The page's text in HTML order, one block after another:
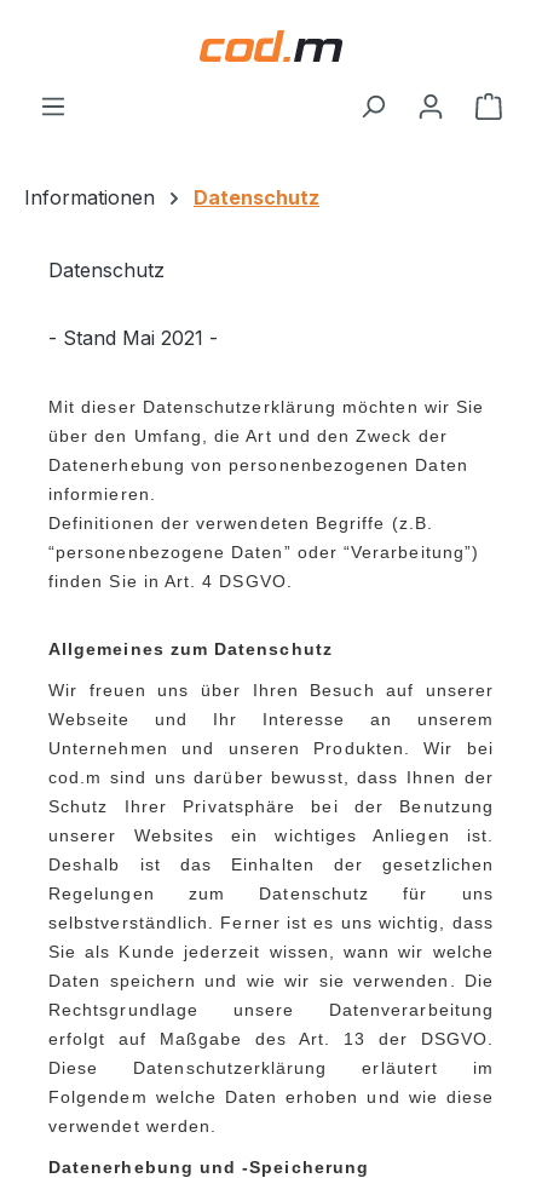
Informationen Datenschutz
Datenschutz
- Stand Mai 2021 -
Mit dieser Datenschutzerklärung möchten wir Sie
über den Umfang, die Art und den Zweck der
Datenerhebung von personenbezogenen Daten
informieren.
Definitionen der verwendeten Begriffe (z.B.
“personenbezogene Daten” oder “Verarbeitung”)
finden Sie in Art. 4 DSGVO.
Allgemeines zum Datenschutz
Wir freuen uns über Ihren Besuch auf unserer
Webseite und Ihr Interesse an unserem
Unternehmen und unseren Produkten. Wir bei
cod.m sind uns darüber bewusst, dass Ihnen der
Schutz Ihrer Privatsphäre bei der Benutzung
unserer Websites ein wichtiges Anliegen ist.
Deshalb ist das Einhalten der gesetzlichen
Regelungen zum Datenschutz für uns
selbstverständlich. Ferner ist es uns wichtig, dass
Sie als Kunde jederzeit wissen, wann wir welche
Daten speichern und wie wir sie verwenden. Die
Rechtsgrundlage unsere Datenverarbeitung
erfolgt auf Maßgabe des Art. 13 der DSGVO.
Diese Datenschutzerklärung erläutert im
Folgendem welche Daten erhoben und wie diese
verwendet werden.
Datenerhebung und -Speicherung